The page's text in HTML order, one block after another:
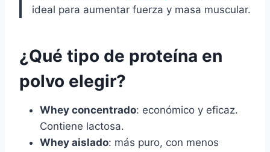
ideal para aumentar fuerza y masa muscular.
¿Qué tipo de proteína en
polvo elegir?
Whey concentrado: económico y eficaz.
Contiene lactosa.
Whey aislado: más puro, con menos